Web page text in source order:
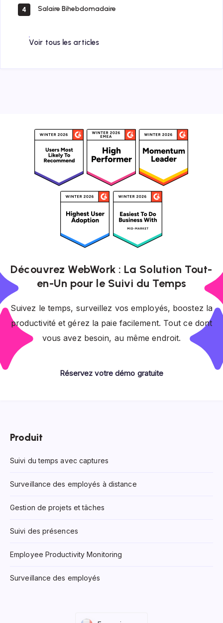
4 Salaire Bihebdomadaire
Voir tous les articles
Découvrez WebWork : La Solution Tout-
en-Un pour le Suivi du Temps
Suivez le temps, surveillez vos employés, boostez la
productivité et gérez la paie facilement. Tout ce dont
vous avez besoin, au même endroit.
Réservez votre démo gratuite
Produit
Suivi du temps avec captures
Surveillance des employés à distance
Gestion de projets et tâches
Suivi des présences
Employee Productivity Monitoring
Surveillance des employés